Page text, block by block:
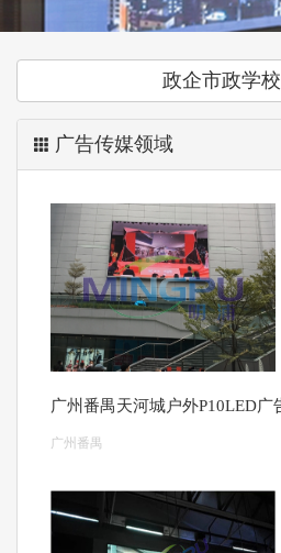
政企市政学校
广告传媒领域
广州番禺